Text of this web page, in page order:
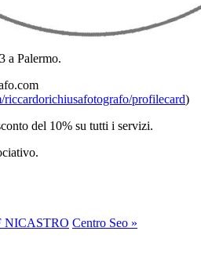
a Palermo.
profilecard)
del 10% su tutti i servizi.
NICASTRO Centro Seo »